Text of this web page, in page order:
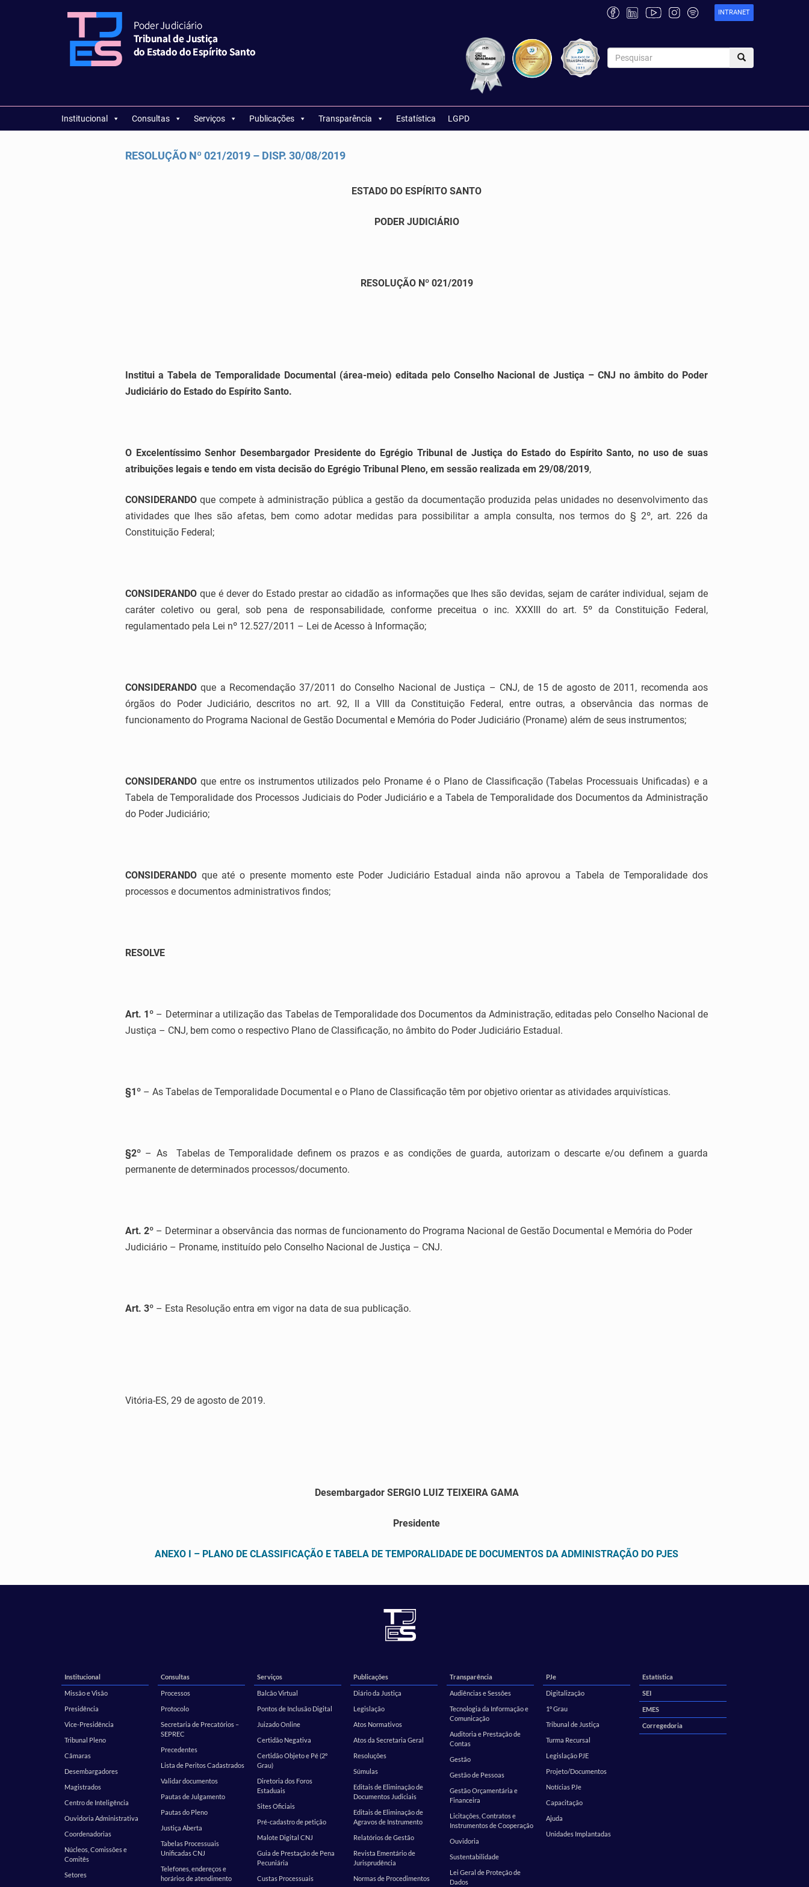
INTRANET
Institucional Consultas Serviços Publicações Transparência Estatística LGPD
RESOLUÇÃO Nº 021/2019 – DISP. 30/08/2019
ESTADO DO ESPÍRITO SANTO
PODER JUDICIÁRIO
RESOLUÇÃO Nº 021/2019
Institui a Tabela de Temporalidade Documental (área-meio) editada pelo Conselho Nacional de Justiça – CNJ no âmbito do Poder
Judiciário do Estado do Espírito Santo.
O Excelentíssimo Senhor Desembargador Presidente do Egrégio Tribunal de Justiça do Estado do Espírito Santo, no uso de suas
atribuições legais e tendo em vista decisão do Egrégio Tribunal Pleno, em sessão realizada em 29/08/2019,
CONSIDERANDOque compete à administração pública a gestão da documentação produzida pelas unidades no desenvolvimento das
atividades que lhes são afetas, bem como adotar medidas para possibilitar a ampla consulta, nos termos do § 2º, art. 226 da
Constituição Federal;
CONSIDERANDO que é dever do Estado prestar ao cidadão as informações que lhes são devidas, sejam de caráter individual, sejam de
caráter coletivo ou geral, sob pena de responsabilidade, conforme preceitua o inc. XXXIII do art. 5º da Constituição Federal,
regulamentado pela Lei nº 12.527/2011 – Lei de Acesso à Informação;
CONSIDERANDO que a Recomendação 37/2011 do Conselho Nacional de Justiça – CNJ, de 15 de agosto de 2011, recomenda aos
órgãos do Poder Judiciário, descritos no art. 92, II a VIII da Constituição Federal, entre outras, a observância das normas de
funcionamento do Programa Nacional de Gestão Documental e Memória do Poder Judiciário (Proname) além de seus instrumentos;
CONSIDERANDO que entre os instrumentos utilizados pelo Proname é o Plano de Classificação (Tabelas Processuais Unificadas) e a
Tabela de Temporalidade dos Processos Judiciais do Poder Judiciário e a Tabela de Temporalidade dos Documentos da Administração
do Poder Judiciário;
CONSIDERANDO que até o presente momento este Poder Judiciário Estadual ainda não aprovou a Tabela de Temporalidade dos
processos e documentos administrativos findos;
RESOLVE
Art. 1º – Determinar a utilização das Tabelas de Temporalidade dos Documentos da Administração, editadas pelo Conselho Nacional de
Justiça – CNJ, bem como o respectivo Plano de Classificação, no âmbito do Poder Judiciário Estadual.
§1º – As Tabelas de Temporalidade Documental e o Plano de Classificação têm por objetivo orientar as atividades arquivísticas.
§2º – As Tabelas de Temporalidade definem os prazos e as condições de guarda, autorizam o descarte e/ou definem a guarda
permanente de determinados processos/documento.
Art. 2º – Determinar a observância das normas de funcionamento do Programa Nacional de Gestão Documental e Memória do Poder
Judiciário – Proname, instituído pelo Conselho Nacional de Justiça – CNJ.
Art. 3º – Esta Resolução entra em vigor na data de sua publicação.
Vitória-ES, 29 de agosto de 2019.
Desembargador SERGIO LUIZ TEIXEIRA GAMA
Presidente
ANEXO I – PLANO DE CLASSIFICAÇÃO E TABELA DE TEMPORALIDADE DE DOCUMENTOS DA ADMINISTRAÇÃO DO PJES
Institucional
Missão e Visão
Presidência
Vice-Presidência
Tribunal Pleno
Câmaras
Desembargadores
Magistrados
Centro de Inteligência
Ouvidoria Administrativa
Coordenadorias
Núcleos, Comissões e
Comitês
Setores
Consultas
Processos
Protocolo
Secretaria de Precatórios –
SEPREC
Precedentes
Lista de Peritos Cadastrados
Validar documentos
Pautas de Julgamento
Pautas do Pleno
Justiça Aberta
Tabelas Processuais
Unificadas CNJ
Telefones, endereços e
horários de atendimento
Serviços
Balcão Virtual
Pontos de Inclusão Digital
Juizado Online
Certidão Negativa
Certidão Objeto e Pé (2º
Grau)
Diretoria dos Foros
Estaduais
Sites Oficiais
Pré-cadastro de petição
Malote Digital CNJ
Guia de Prestação de Pena
Pecuniária
Custas Processuais
Publicações
Diário da Justiça
Legislação
Atos Normativos
Atos da Secretaria Geral
Resoluções
Súmulas
Editais de Eliminação de
Documentos Judiciais
Editais de Eliminação de
Agravos de Instrumento
Relatórios de Gestão
Revista Ementário de
Jurisprudência
Normas de Procedimentos
Transparência
Audiências e Sessões
Tecnologia da Informação e
Comunicação
Auditoria e Prestação de
Contas
Gestão
Gestão de Pessoas
Gestão Orçamentária e
Financeira
Licitações, Contratos e
Instrumentos de Cooperação
Ouvidoria
Sustentabilidade
Lei Geral de Proteção de
Dados
PJe
Digitalização
1º Grau
Tribunal de Justiça
Turma Recursal
Legislação PJE
Projeto/Documentos
Notícias PJe
Capacitação
Ajuda
Unidades Implantadas
Estatística
SEI
EMES
Corregedoria